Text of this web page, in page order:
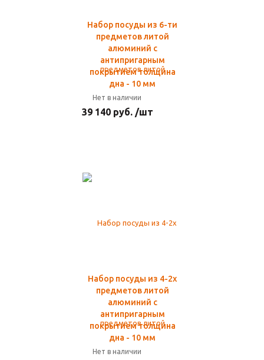
Набор посуды из 6-ти
предметов литой
алюминий с
антипригарным
покрытием толщина
дна - 10 мм
Нет в наличии
39 140 руб. /шт
Набор посуды из 4-2х
предметов литой
алюминий с
антипригарным
покрытием толщина
дна - 10 мм
Нет в наличии